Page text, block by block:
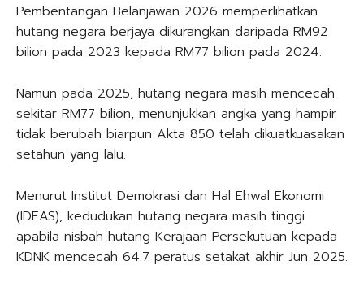
Pembentangan Belanjawan 2026 memperlihatkan
hutang negara berjaya dikurangkan daripada RM92
bilion pada 2023 kepada RM77 bilion pada 2024.
Namun pada 2025, hutang negara masih mencecah
sekitar RM77 bilion, menunjukkan angka yang hampir
tidak berubah biarpun Akta 850 telah dikuatkuasakan
setahun yang lalu.
Menurut Institut Demokrasi dan Hal Ehwal Ekonomi
(IDEAS), kedudukan hutang negara masih tinggi
apabila nisbah hutang Kerajaan Persekutuan kepada
KDNK mencecah 64.7 peratus setakat akhir Jun 2025.